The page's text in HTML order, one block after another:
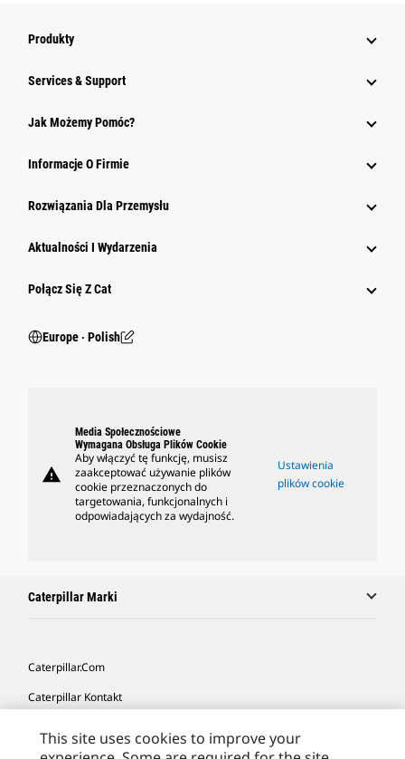
Produkty
Services & Support
Jak Możemy Pomóc?
Informacje O Firmie
Rozwiązania Dla Przemysłu
Aktualności I Wydarzenia
Połącz Się Z Cat
Europe ‧ Polish
warning
Media Społecznościowe
Wymagana Obsługa Plików Cookie
Aby włączyć tę funkcję, musisz
zaakceptować używanie plików
cookie przeznaczonych do
targetowania, funkcjonalnych i
odpowiadających za wydajność.
Ustawienia
plików cookie
Caterpillar Marki
Caterpillar.com
Caterpillar Kontakt
This site uses cookies to improve your